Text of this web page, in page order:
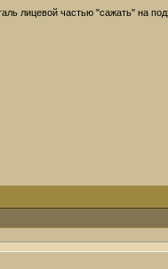
лицевой частью "сажать" на